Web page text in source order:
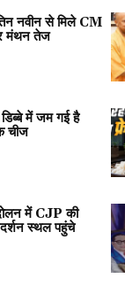
नवीन से मिले CM
मंथन तेज
में जम गई है
चीज
में CJP की
स्थल पहुंचे